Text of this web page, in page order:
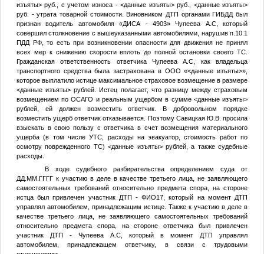
изъяты>руб., с учетом износа -<данные изъяты>руб., <данные изъяты>
руб. - утрата товарной стоимости. Виновником ДТП органами ГИБДД был
признан водитель автомобиля «ДИСА - 4903»Чупеева А.С, который
совершил столкновение с вышеуказанными автомобилями, нарушив п.10.1
ПДД РФ, то есть при возникновении опасности для движения не принял
всех мер к снижению скорости вплоть до полной остановки своего ТС.
Гражданская ответственность ответчика Чупеева А.С , как владельца
транспортного средства была застрахована в ООО «<данные изъяты>»,
которое выплатило истице максимальное страховое возмещение в размере
<данные изъяты> рублей. Истец полагает, что разницу между страховым
возмещением по ОСАГО и реальным ущербом в сумме <данные изъяты>
рублей, ей должен возместить ответчик. В добровольном порядке
возместить ущерб ответчик отказывается. Поэтому Савицкая Ю.В.просила
взыскать в свою пользу с ответчика в счет возмещения материального
ущерба (в том числе УТС, расходы на эвакуатор, стоимость работ по
осмотру поврежденного ТС)<данные изъяты>рублей, а также судебные
расходы.
В ходе судебного разбирательства определением суда от
ДД.ММ.ГГГГк участию в деле в качестве третьего лица, не заявляющего
самостоятельных требований относительно предмета спора, на стороне
истца был привлечен участник ДТП -ФИО17 , который на момент ДТП
управлял автомобилем, принадлежащим истице. Также к участию в деле в
качестве третьего лица, не заявляющего самостоятельных требований
относительно предмета спора, на стороне ответчика был привлечен
участник ДТП - Чупеева А.С , который в момент ДТП управлял
автомобилем, принадлежащем ответчику, в связи с трудовыми